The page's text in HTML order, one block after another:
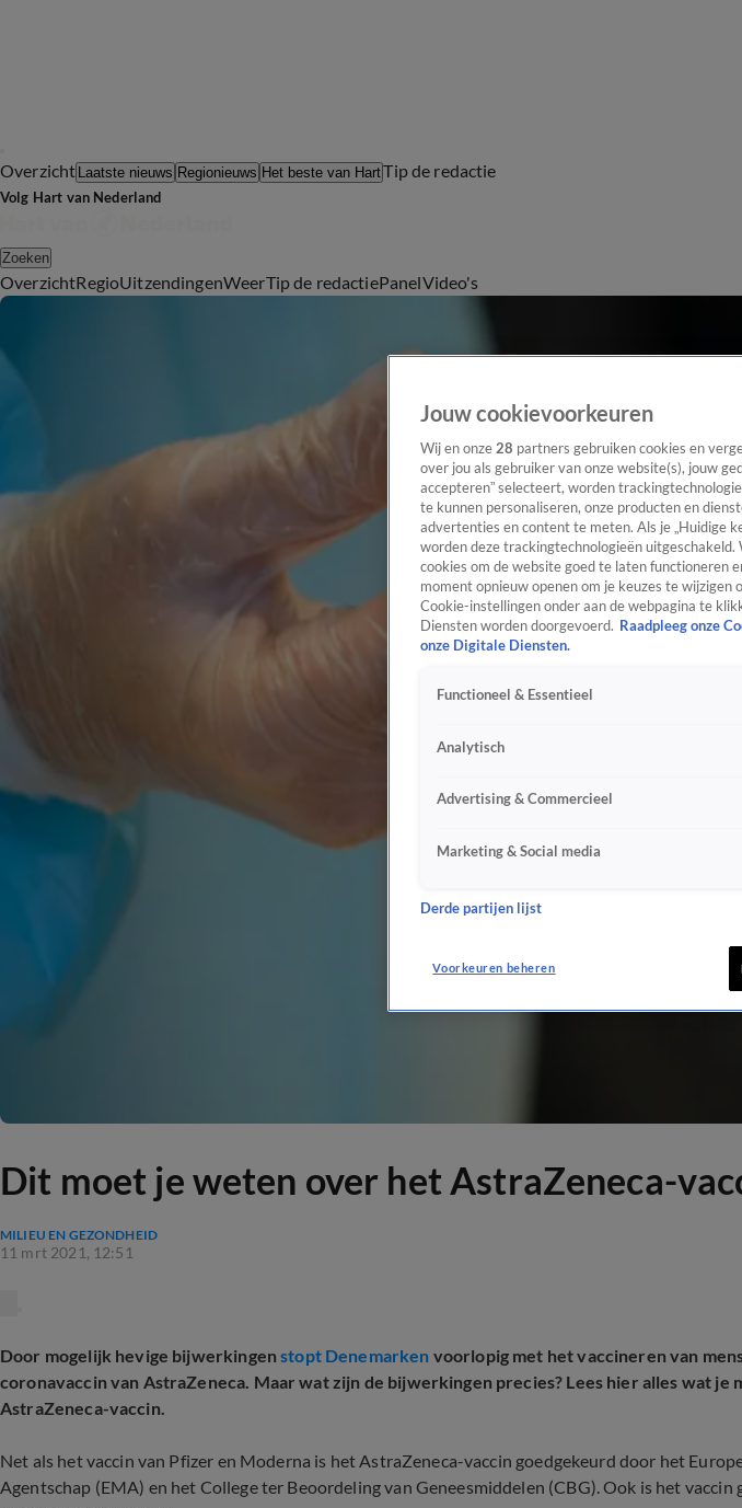
Overzicht Laatste nieuws Regionieuws Het beste van HartTip de redactie
Volg Hart van Nederland
Zoeken
OverzichtRegioUitzendingenWeerTip de redactiePanelVideo's
Dit moet je weten over het AstraZeneca-
MILIEU EN GEZONDHEID
11 mrt 2021, 12:51
Door mogelijk hevige bijwerkingenstopt Denemarken voorlopig met het vaccineren van
coronavaccin van AstraZeneca. Maar wat zijn de bijwerkingen precies? Lees hier alles wat je
AstraZeneca-vaccin.
Net als het vaccin van Pfizer en Moderna is het AstraZeneca-vaccin goedgekeurd door het
Agentschap (EMA) en het College ter Beoordeling van Geneesmiddelen (CBG). Ook is het vaccin
Jouw cookievoorkeuren
Wij en onze 28 partners gebruiken cookies en
over jou als gebruiker van onze website(s), jouw
accepteren” selecteert, worden
te kunnen personaliseren, onze producten en
advertenties en content te meten. Als je „Huidige
worden deze trackingtechnologieën
cookies om de website goed te laten functioneren
moment opnieuw openen om je keuzes te
Cookie-instellingen onder aan de webpagina te
Diensten worden doorgevoerd. Raadpleeg onze
onze Digitale Diensten.
Functioneel & Essentieel
Analytisch
Advertising & Commercieel
Marketing & Social media
Derde partijen lijst
Voorkeuren beheren